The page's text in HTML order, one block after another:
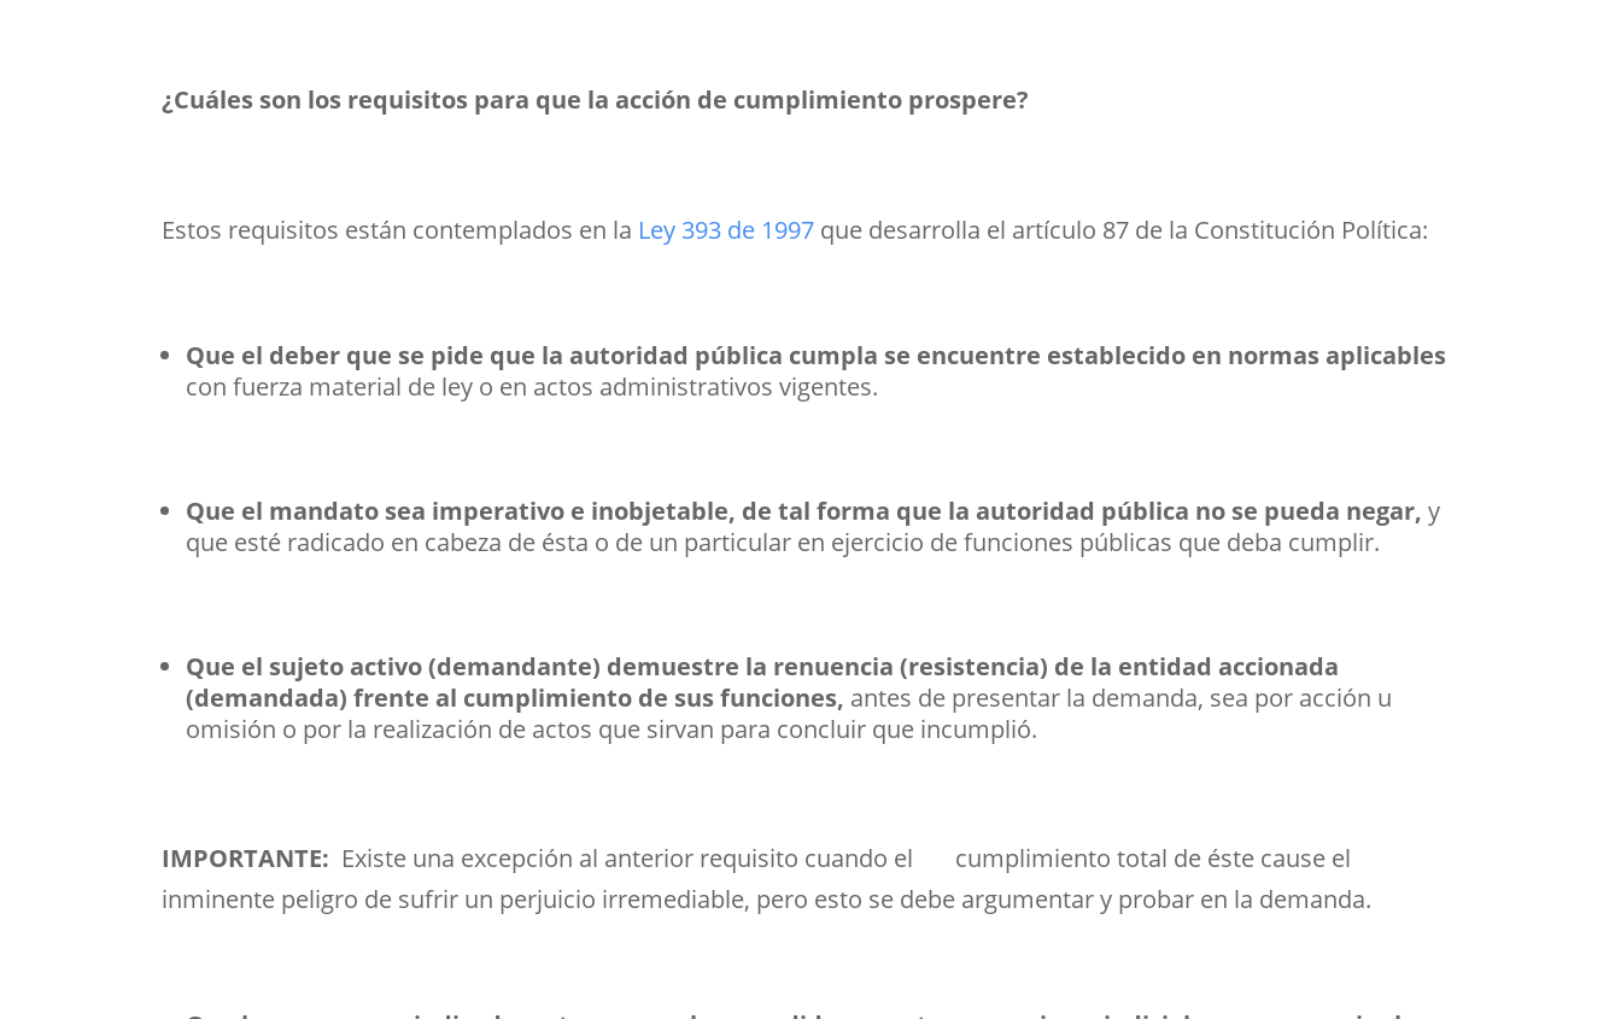
¿Cuáles son los requisitos para que la acción de cumplimiento prospere?
Estos requisitos están contemplados en la Ley 393 de 1997 que desarrolla el artículo 87 de la Constitución Política:
Que el deber que se pide que la autoridad pública cumpla se encuentre establecido en normas aplicables
con fuerza material de ley o en actos administrativos vigentes.
Que el mandato sea imperativo e inobjetable, de tal forma que la autoridad pública no se pueda negar, y
que esté radicado en cabeza de ésta o de un particular en ejercicio de funciones públicas que deba cumplir.
Que el sujeto activo (demandante) demuestre la renuencia (resistencia) de la entidad accionada
(demandada) frente al cumplimiento de sus funciones, antes de presentar la demanda, sea por acción u
omisión o por la realización de actos que sirvan para concluir que incumplió.
IMPORTANTE: Existe una excepción al anterior requisito cuando el cumplimiento total de éste cause el
inminente peligro de sufrir un perjuicio irremediable, pero esto se debe argumentar y probar en la demanda.